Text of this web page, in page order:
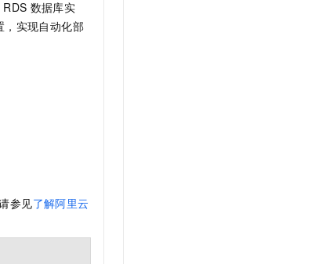
RDS 数据库实
，实现自动化部
参见了解阿里云